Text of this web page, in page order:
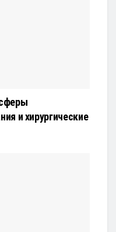
и хирургические